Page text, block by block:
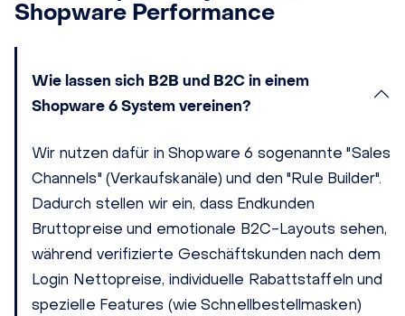
Shopware Performance
Wie lassen sich B2B und B2C in einem
Shopware 6 System vereinen?
Wir nutzen dafür in Shopware 6 sogenannte "Sales
Channels" (Verkaufskanäle) und den "Rule Builder".
Dadurch stellen wir ein, dass Endkunden
Bruttopreise und emotionale B2C-Layouts sehen,
während verifizierte Geschäftskunden nach dem
Login Nettopreise, individuelle Rabattstaffeln und
spezielle Features (wie Schnellbestellmasken)